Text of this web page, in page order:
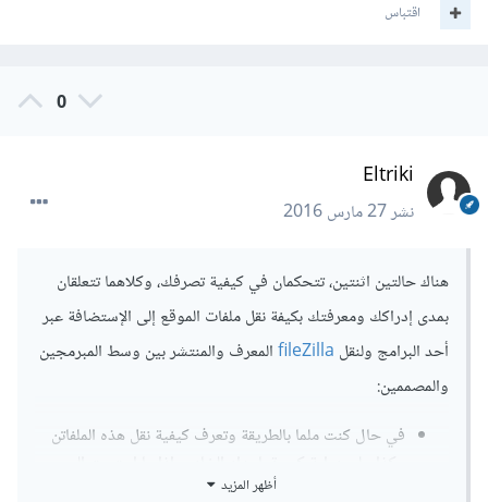
اقتباس
0
Eltriki
نشر27 مارس 2016
هناك حالتين اثنتين، تتحكمان في كيفية تصرفك، وكلاهما تتعلقان
بمدى إدراكك ومعرفتك بكيفة نقل ملفات الموقع إلى الإستضافة عبر
أحد البرامج ولنقل fileZillaالمعرف والمنتشر بين وسط المبرمجين
والمصممين:
في حال كنت ملما بالطريقة وتعرف كيفية نقل هذه الملفاتن
ذلك-، هنا لا أنصحك بإعطاء كلة السر للمصمم لكي يقوم هو
أظهر المزيد